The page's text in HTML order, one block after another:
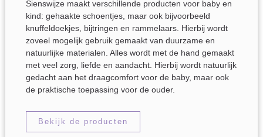
Sienswijze maakt verschillende producten voor baby en
kind: gehaakte schoentjes, maar ook bijvoorbeeld
knuffeldoekjes, bijtringen en rammelaars. Hierbij wordt
zoveel mogelijk gebruik gemaakt van duurzame en
natuurlijke materialen. Alles wordt met de hand gemaakt
met veel zorg, liefde en aandacht. Hierbij wordt natuurlijk
gedacht aan het draagcomfort voor de baby, maar ook
de praktische toepassing voor de ouder.
Bekijk de producten